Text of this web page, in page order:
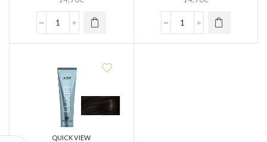
QUICK VIEW